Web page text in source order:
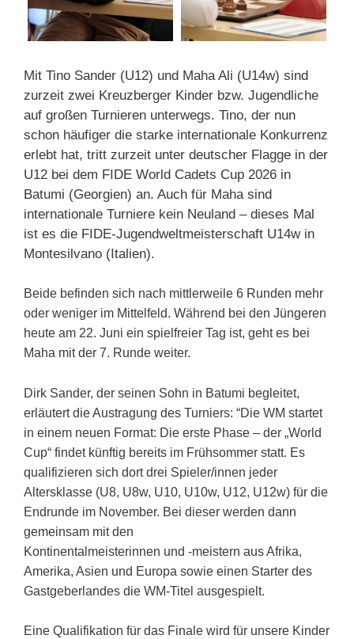
Mit Tino Sander (U12) und Maha Ali (U14w) sind
zurzeit zwei Kreuzberger Kinder bzw. Jugendliche
auf großen Turnieren unterwegs. Tino, der nun
schon häufiger die starke internationale Konkurrenz
erlebt hat, tritt zurzeit unter deutscher Flagge in der
U12 bei dem FIDE World Cadets Cup 2026 in
Batumi (Georgien) an. Auch für Maha sind
internationale Turniere kein Neuland – dieses Mal
ist es die FIDE-Jugendweltmeisterschaft U14w in
Montesilvano (Italien).
Beide befinden sich nach mittlerweile 6 Runden mehr
oder weniger im Mittelfeld. Während bei den Jüngeren
heute am 22. Juni ein spielfreier Tag ist, geht es bei
Maha mit der 7. Runde weiter.
Dirk Sander, der seinen Sohn in Batumi begleitet,
erläutert die Austragung des Turniers: “Die WM startet
in einem neuen Format: Die erste Phase – der „World
Cup“ findet künftig bereits im Frühsommer statt. Es
qualifizieren sich dort drei Spieler/innen jeder
Altersklasse (U8, U8w, U10, U10w, U12, U12w) für die
Endrunde im November. Bei dieser werden dann
gemeinsam mit den
Kontinentalmeisterinnen und -meistern aus Afrika,
Amerika, Asien und Europa sowie einen Starter des
Gastgeberlandes die WM-Titel ausgespielt.
Eine Qualifikation für das Finale wird für unsere Kinder